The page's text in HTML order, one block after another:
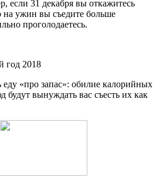
если 31 декабря вы откажитесь
на ужин вы съедите больше
проголодаетесь.
год 2018
еду «про запас»: обилие калорийных
будут вынуждать вас съесть их как